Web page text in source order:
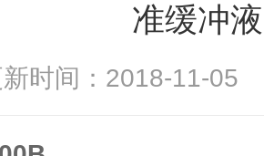
准缓冲液
新时间：2018-11-